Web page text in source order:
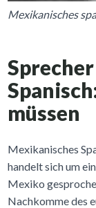
Mexikanisches
müssen
Mexikanisches
handelt sich um
Mexiko
Nachkomme des